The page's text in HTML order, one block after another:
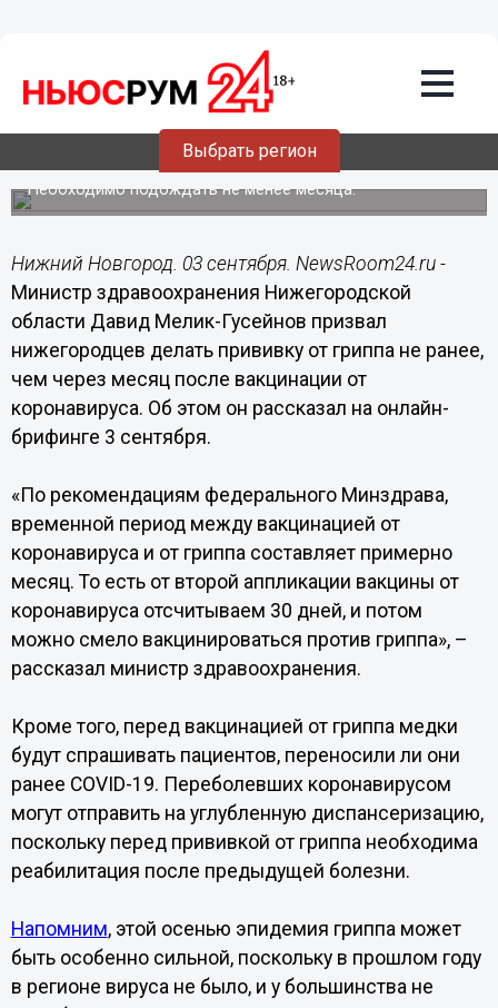
Выбрать регион
Мелик-Гусейнов предупредил об
интервале между прививками от
гриппа и коронавируса
Необходимо подождать не менее месяца.
Нижний Новгород. 03 сентября. NewsRoom24.ru -
Министр здравоохранения Нижегородской
области Давид Мелик-Гусейнов призвал
нижегородцев делать прививку от гриппа не ранее,
чем через месяц после вакцинации от
коронавируса. Об этом он рассказал на онлайн-
брифинге 3 сентября.
«По рекомендациям федерального Минздрава,
временной период между вакцинацией от
коронавируса и от гриппа составляет примерно
месяц. То есть от второй аппликации вакцины от
коронавируса отсчитываем 30 дней, и потом
можно смело вакцинироваться против гриппа», –
рассказал министр здравоохранения.
Кроме того, перед вакцинацией от гриппа медки
будут спрашивать пациентов, переносили ли они
ранее COVID-19. Переболевших коронавирусом
могут отправить на углубленную диспансеризацию,
поскольку перед прививкой от гриппа необходима
реабилитация после предыдущей болезни.
Напомним, этой осенью эпидемия гриппа может
быть особенно сильной, поскольку в прошлом году
в регионе вируса не было, и у большинства не